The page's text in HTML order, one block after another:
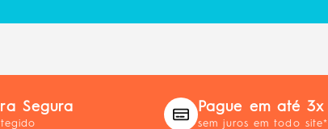
Segura Pague em até 3x
sem juros em todo site*